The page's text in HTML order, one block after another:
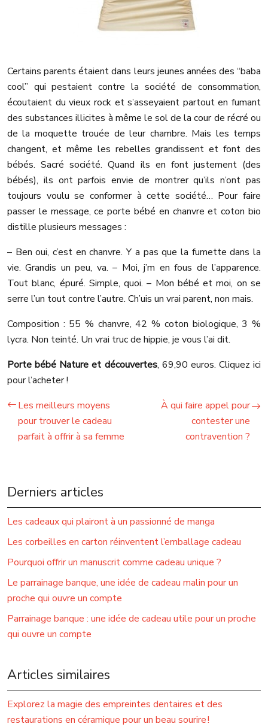
Certains parents étaient dans leurs jeunes années des “baba
cool” qui pestaient contre la société de consommation,
écoutaient du vieux rock et s’asseyaient partout en fumant
des substances illicites à même le sol de la cour de récré ou
de la moquette trouée de leur chambre. Mais les temps
changent, et même les rebelles grandissent et font des
bébés. Sacré société. Quand ils en font justement (des
bébés), ils ont parfois envie de montrer qu’ils n’ont pas
toujours voulu se conformer à cette société… Pour faire
passer le message, ce porte bébé en chanvre et coton bio
distille plusieurs messages :
– Ben oui, c’est en chanvre. Y a pas que la fumette dans la
vie. Grandis un peu, va. – Moi, j’m en fous de l’apparence.
Tout blanc, épuré. Simple, quoi. – Mon bébé et moi, on se
serre l’un tout contre l’autre. Ch’uis un vrai parent, non mais.
Composition : 55 % chanvre, 42 % coton biologique, 3 %
lycra. Non teinté. Un vrai truc de hippie, je vous l’ai dit.
Porte bébé Nature et découvertes, 69,90 euros. Cliquez ici
pour l’acheter !
Les meilleurs moyens
pour trouver le cadeau
parfait à offrir à sa femme
À qui faire appel pour
contester une
contravention ?
Derniers articles
Les cadeaux qui plairont à un passionné de manga
Les corbeilles en carton réinventent l’emballage cadeau
Pourquoi offrir un manuscrit comme cadeau unique ?
Le parrainage banque, une idée de cadeau malin pour un
proche qui ouvre un compte
Parrainage banque : une idée de cadeau utile pour un proche
qui ouvre un compte
Articles similaires
Explorez la magie des empreintes dentaires et des
restaurations en céramique pour un beau sourire !